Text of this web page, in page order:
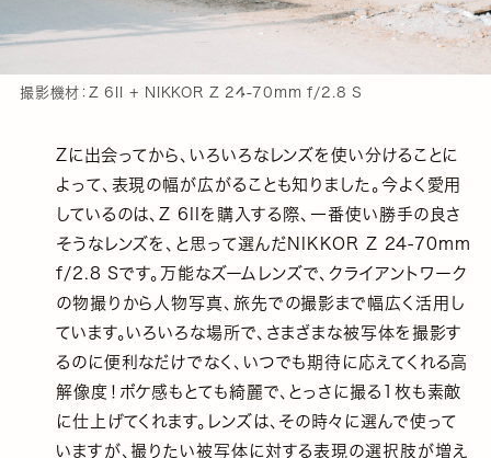
撮影機材：Z 6II + NIKKOR Z 24-70mm f/2.8 S
Zに出会ってから、いろいろなレンズを使い分けることに
よって、表現の幅が広がることも知りました。今よく愛用
しているのは、Z 6IIを購入する際、一番使い勝手の良さ
そうなレンズを、と思って選んだNIKKOR Z 24-70mm
f/2.8 Sです。万能なズームレンズで、クライアントワーク
の物撮りから人物写真、旅先での撮影まで幅広く活用し
ています。いろいろな場所で、さまざまな被写体を撮影す
るのに便利なだけでなく、いつでも期待に応えてくれる高
解像度！ボケ感もとても綺麗で、とっさに撮る1枚も素敵
に仕上げてくれます。レンズは、その時々に選んで使って
いますが、撮りたい被写体に対する表現の選択肢が増え